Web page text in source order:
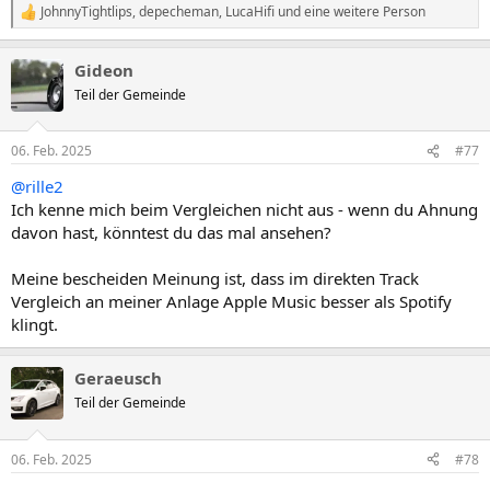
R
e
k
t
i
e
:
JohnnyTightlips,depecheman, LucaHifi und eine weitere Person
Gideon
Teil der Gemeinde
06. Feb. 2025 #77
@rille2
Ich kenne mich beim Vergleichen nicht aus - wenn du Ahnung
davon hast, könntest du das mal ansehen?
Meine bescheiden Meinung ist, dass im direkten Track
Vergleich an meiner Anlage Apple Music besser als Spotify
klingt.
Geraeusch
Teil der Gemeinde
06. Feb. 2025 #78